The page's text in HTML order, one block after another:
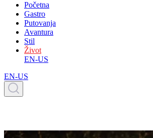
Početna
Gastro
Putovanja
Avantura
Stil
Život
EN-US
EN-US